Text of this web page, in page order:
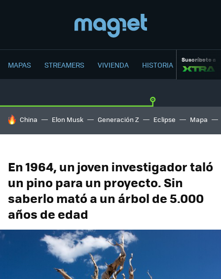
MAPAS STREAMERS VIVIENDA HISTORIA Suscríbete a
HOY SE HABLA DE
China Elon Musk Generación Z Eclipse Mapa
En 1964, un joven investigador taló
un pino para un proyecto. Sin
saberlo mató a un árbol de 5.000
años de edad